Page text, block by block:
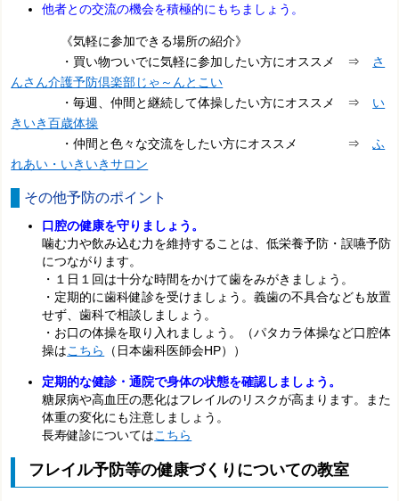
他者との交流の機会を積極的にもちましょう。
《気軽に参加できる場所の紹介》
・買い物ついでに気軽に参加したい方にオススメ ⇒ さ
んさん介護予防倶楽部じゃ～んとこい
・毎週、仲間と継続して体操したい方にオススメ ⇒ い
きいき百歳体操
・仲間と色々な交流をしたい方にオススメ ⇒ふ
れあい・いきいきサロン
その他予防のポイント
口腔の健康を守りましょう。
噛む力や飲み込む力を維持することは、低栄養予防・誤嚥予防
につながります。
・１日１回は十分な時間をかけて歯をみがきましょう。
・定期的に歯科健診を受けましょう。義歯の不具合なども放置
せず、歯科で相談しましょう。
・お口の体操を取り入れましょう。（パタカラ体操など口腔体
操はこちら （日本歯科医師会HP））
定期的な健診・通院で身体の状態を確認しましょう。
糖尿病や高血圧の悪化はフレイルのリスクが高まります。また
体重の変化にも注意しましょう。
長寿健診についてはこちら
フレイル予防等の健康づくりについての教室